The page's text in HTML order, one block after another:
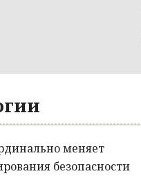
меняет
безопасности